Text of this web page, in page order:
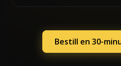
Bestill en 30-